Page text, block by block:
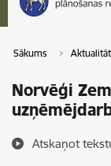
Sākums
Norvēģi
Atskaņot